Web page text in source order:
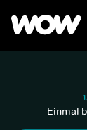
Einmal